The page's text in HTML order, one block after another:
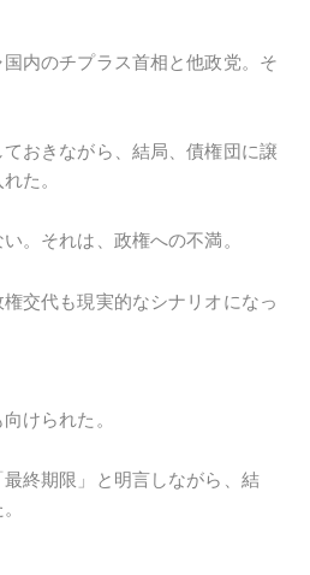
内のチプラス首相と他政党。そ
おきながら、結局、債権団に譲
た。
。それは、政権への不満。
交代も現実的なシナリオになっ
けられた。
終期限」と明言しながら、結